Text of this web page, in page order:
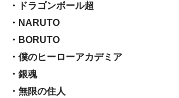
・ドラゴンボール超
・NARUTO
・BORUTO
・僕のヒーローアカデミア
・銀魂
・無限の住人